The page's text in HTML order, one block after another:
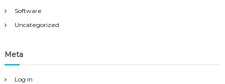
Software
Uncategorized
Meta
Log in